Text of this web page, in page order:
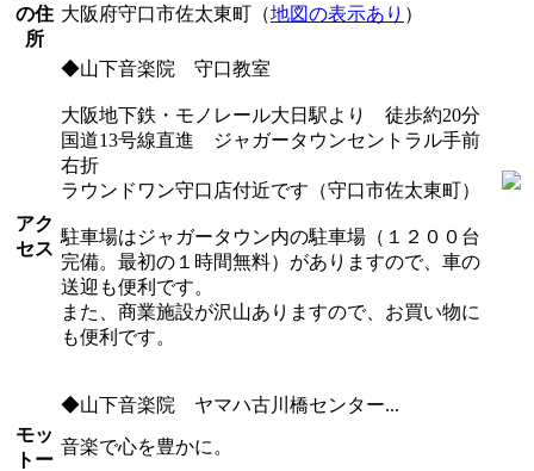
の住
所
大阪府守口市佐太東町（地図の表示あり ）
アク
セス
◆山下音楽院 守口教室
大阪地下鉄・モノレール大日駅より 徒歩約20分
国道13号線直進 ジャガータウンセントラル手前
右折
ラウンドワン守口店付近です（守口市佐太東町）
駐車場はジャガータウン内の駐車場（１２００台
完備。最初の１時間無料）がありますので、車の
送迎も便利です。
また、商業施設が沢山ありますので、お買い物に
も便利です。
◆山下音楽院 ヤマハ古川橋センター...
モッ
トー
音楽で心を豊かに。